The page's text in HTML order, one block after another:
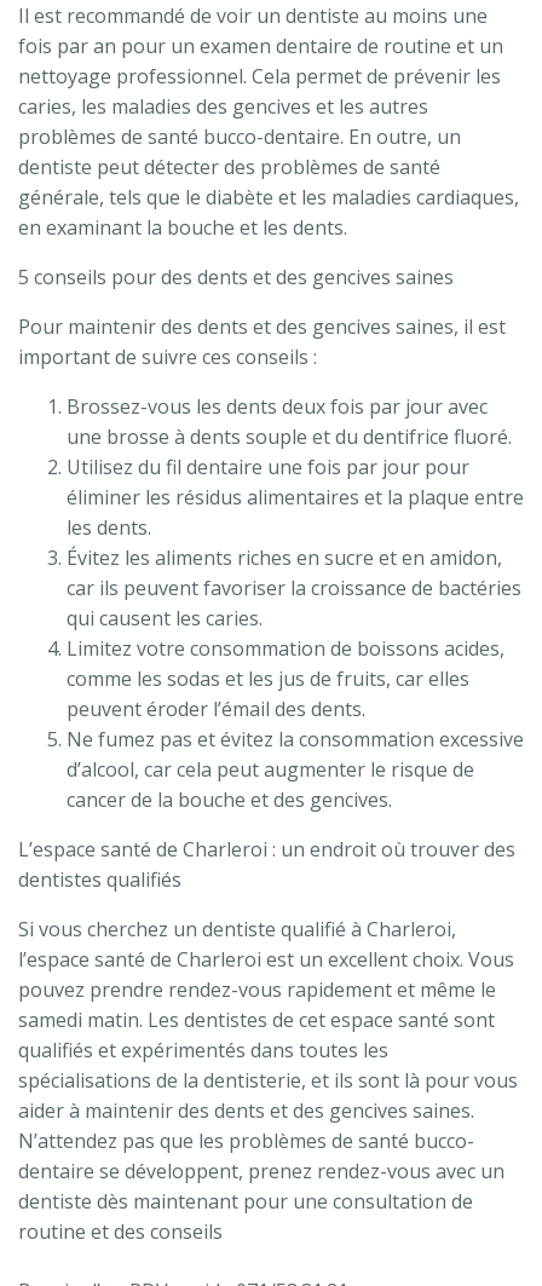
Il est recommandé de voir un dentiste au moins une
fois par an pour un examen dentaire de routine et un
nettoyage professionnel. Cela permet de prévenir les
caries, les maladies des gencives et les autres
problèmes de santé bucco-dentaire. En outre, un
dentiste peut détecter des problèmes de santé
générale, tels que le diabète et les maladies cardiaques,
en examinant la bouche et les dents.
5 conseils pour des dents et des gencives saines
Pour maintenir des dents et des gencives saines, il est
important de suivre ces conseils :
Brossez-vous les dents deux fois par jour avec
une brosse à dents souple et du dentifrice fluoré.
Utilisez du fil dentaire une fois par jour pour
éliminer les résidus alimentaires et la plaque entre
les dents.
Évitez les aliments riches en sucre et en amidon,
car ils peuvent favoriser la croissance de bactéries
qui causent les caries.
Limitez votre consommation de boissons acides,
comme les sodas et les jus de fruits, car elles
peuvent éroder l’émail des dents.
Ne fumez pas et évitez la consommation excessive
d’alcool, car cela peut augmenter le risque de
cancer de la bouche et des gencives.
L’espace santé de Charleroi : un endroit où trouver des
dentistes qualifiés
Si vous cherchez un dentiste qualifié à Charleroi,
l’espace santé de Charleroi est un excellent choix. Vous
pouvez prendre rendez-vous rapidement et même le
samedi matin. Les dentistes de cet espace santé sont
qualifiés et expérimentés dans toutes les
spécialisations de la dentisterie, et ils sont là pour vous
aider à maintenir des dents et des gencives saines.
N’attendez pas que les problèmes de santé bucco-
dentaire se développent, prenez rendez-vous avec un
dentiste dès maintenant pour une consultation de
routine et des conseils